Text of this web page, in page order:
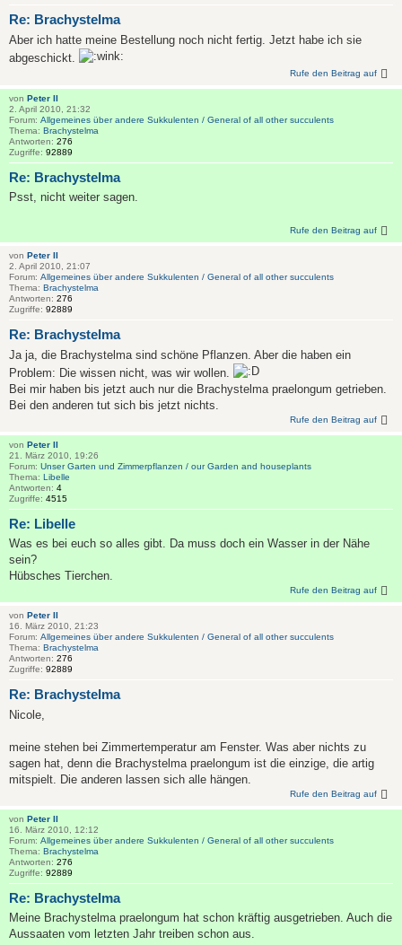
Re: Brachystelma
Aber ich hatte meine Bestellung noch nicht fertig. Jetzt habe ich sie
abgeschickt.
Rufe den Beitrag auf
von Peter II
2. April 2010, 21:32
Forum: Allgemeines über andere Sukkulenten / General of all other succulents
Thema: Brachystelma
Antworten: 276
Zugriffe: 92889
Re: Brachystelma
Psst, nicht weiter sagen.
Rufe den Beitrag auf
von Peter II
2. April 2010, 21:07
Forum: Allgemeines über andere Sukkulenten / General of all other succulents
Thema: Brachystelma
Antworten: 276
Zugriffe: 92889
Re: Brachystelma
Ja ja, die Brachystelma sind schöne Pflanzen. Aber die haben ein
Problem: Die wissen nicht, was wir wollen.
Bei mir haben bis jetzt auch nur die Brachystelma praelongum getrieben.
Bei den anderen tut sich bis jetzt nichts.
Rufe den Beitrag auf
von Peter II
21. März 2010, 19:26
Forum: Unser Garten und Zimmerpflanzen / our Garden and houseplants
Thema: Libelle
Antworten: 4
Zugriffe: 4515
Re: Libelle
Was es bei euch so alles gibt. Da muss doch ein Wasser in der Nähe
sein?
Hübsches Tierchen.
Rufe den Beitrag auf
von Peter II
16. März 2010, 21:23
Forum: Allgemeines über andere Sukkulenten / General of all other succulents
Thema: Brachystelma
Antworten: 276
Zugriffe: 92889
Re: Brachystelma
Nicole,
meine stehen bei Zimmertemperatur am Fenster. Was aber nichts zu
sagen hat, denn die Brachystelma praelongum ist die einzige, die artig
mitspielt. Die anderen lassen sich alle hängen.
Rufe den Beitrag auf
von Peter II
16. März 2010, 12:12
Forum: Allgemeines über andere Sukkulenten / General of all other succulents
Thema: Brachystelma
Antworten: 276
Zugriffe: 92889
Re: Brachystelma
Meine Brachystelma praelongum hat schon kräftig ausgetrieben. Auch die
Aussaaten vom letzten Jahr treiben schon aus.